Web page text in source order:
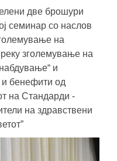
две брошури
семинар со наслов
на
зголемување на
и
и бенефити од
на Стандарди -
на здравствени